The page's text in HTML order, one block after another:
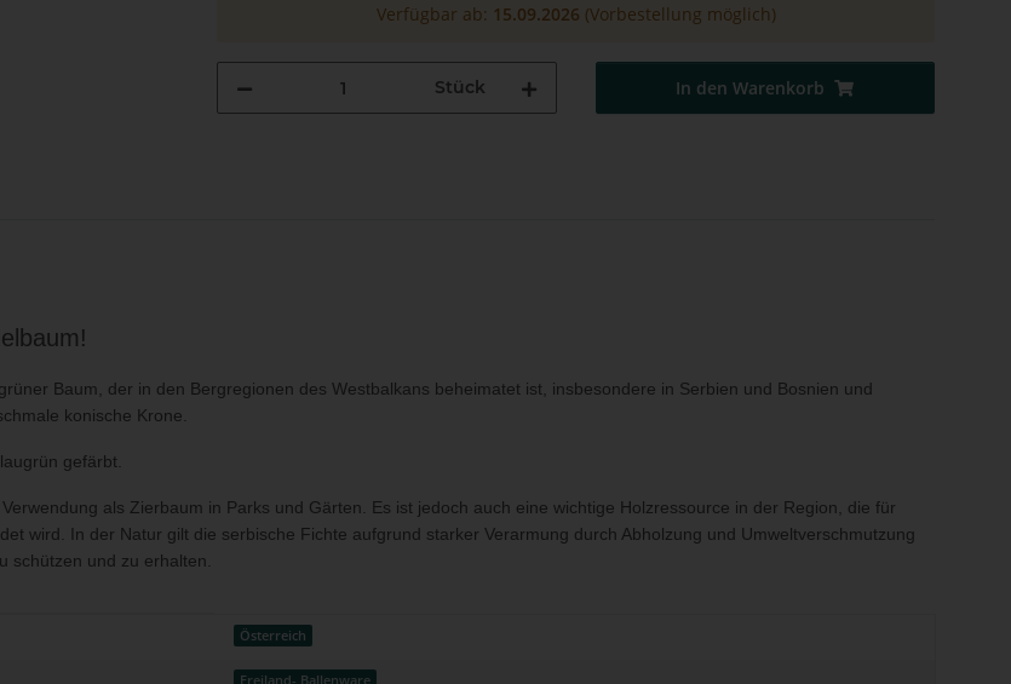
Verfügbar ab: 15.09.2026 (Vorbestellung möglich)
Stück In den Warenkorb
Baum, der in den Bergregionen des Westbalkans beheimatet ist, insbesondere in Serbien und Bosnien und
konische Krone.
gefärbt.
als Zierbaum in Parks und Gärten. Es ist jedoch auch eine wichtige Holzressource in der Region, die für
wird. In der Natur gilt die serbische Fichte aufgrund starker Verarmung durch Abholzung und Umweltverschmutzung
schützen und zu erhalten.
Österreich
Freiland- Ballenware